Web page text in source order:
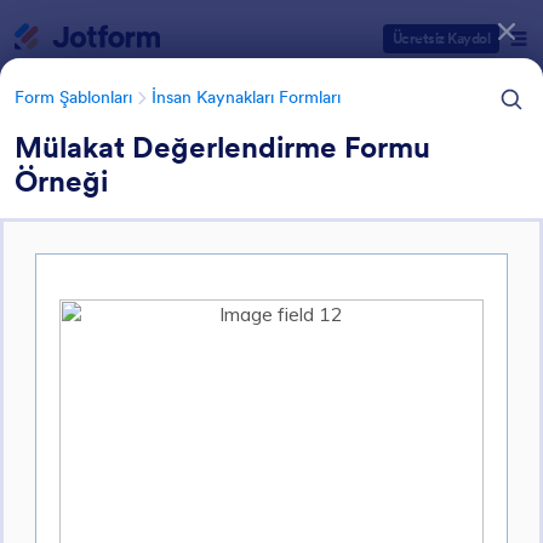
Ücretsiz Kaydol
Form Şablonları İnsan Kaynakları Formları
Mülakat Değerlendirme Formu
Örneği
Form Şablonları İnsan Kaynakları Formları
İnsan Kaynakları (İK) Form
Form Şablonu Kategorileri